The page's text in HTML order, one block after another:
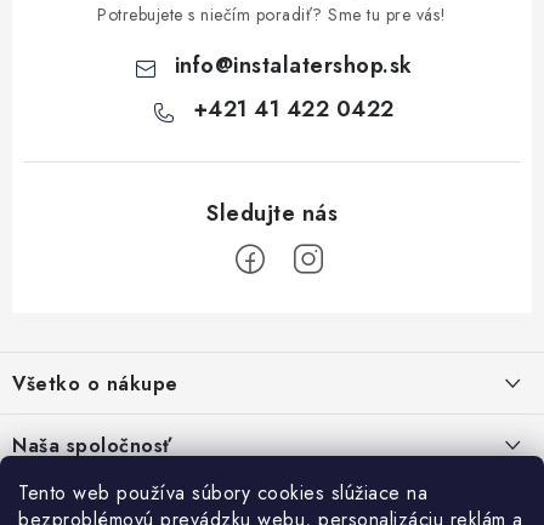
Tento web používa súbory cookies slúžiace na
Potrebujete s niečím poradiť? Sme tu pre vás!
info@instalatershop.sk
+421 41 422 0422
p
ä
t
Všetko o nákupe
Naša spoločnosť
SHOWROOM - poradňa pre vaše projekty
Prihlásenie